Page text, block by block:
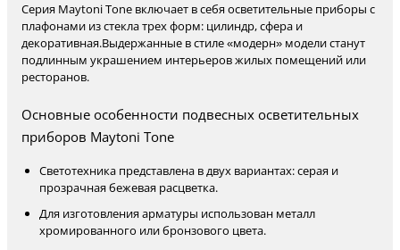
Серия Maytoni Tone включает в себя осветительные приборы с
плафонами из стекла трех форм: цилиндр, сфера и
декоративная.Выдержанные в стиле «модерн» модели станут
подлинным украшением интерьеров жилых помещений или
ресторанов.
Основные особенности подвесных осветительных
приборов Maytoni Tone
Светотехника представлена в двух вариантах: серая и
прозрачная бежевая расцветка.
Для изготовления арматуры использован металл
хромированного или бронзового цвета.